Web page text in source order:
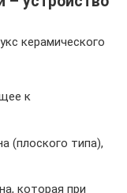
керамического
к
(плоского типа),
которая при